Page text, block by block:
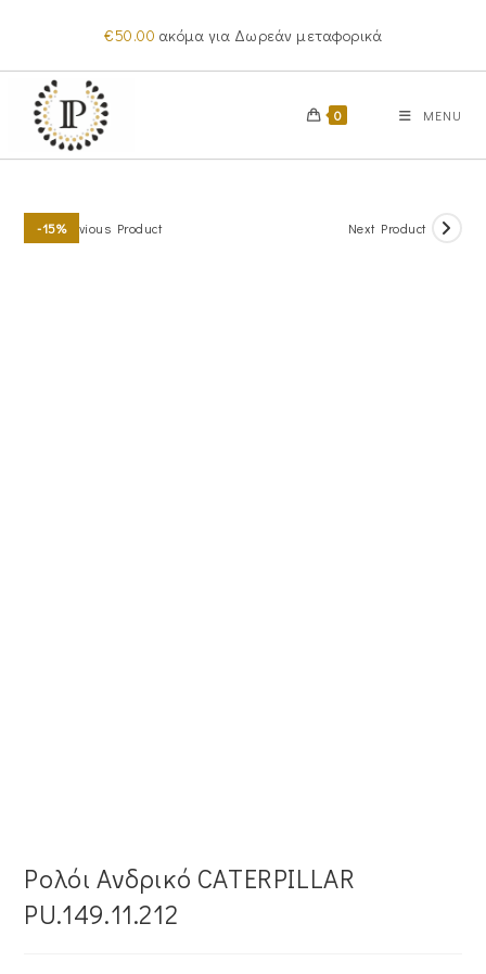
content
€50.00 ακόμα για Δωρεάν μεταφορικά
0 MENU
-15%Previous Product Next Product
Ρολόι Ανδρικό CATERPILLAR
PU.149.11.212